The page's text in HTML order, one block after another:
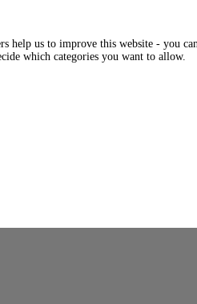
help us to improve this website - you
which categories you want to allow.